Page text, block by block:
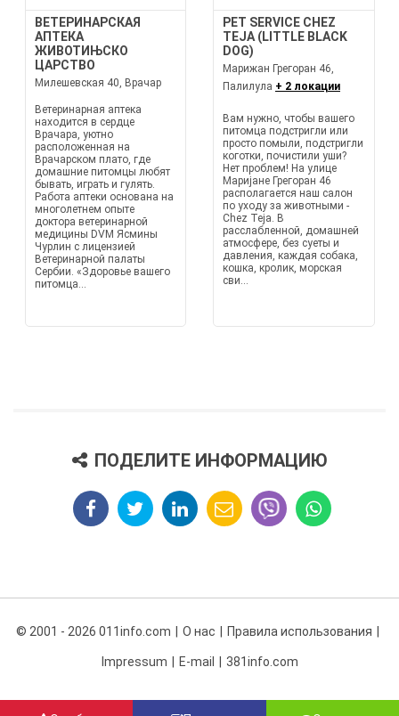
ВЕТЕРИНАРСКАЯ
АПТЕКА
ЖИВОТИЊСКО
ЦАРСТВО
Милешевская 40, Врачар
Ветеринарная аптека
находится в сердце
Врачара, уютно
расположенная на
Врачарском плато, где
домашние питомцы любят
бывать, играть и гулять.
Работа аптеки основана на
многолетнем опыте
доктора ветеринарной
медицины DVM Ясмины
Чурлин с лицензией
Ветеринарной палаты
Сербии. «Здоровье вашего
питомца...
PET SERVICE CHEZ
TEJA (LITTLE BLACK
DOG)
Марижан Грегоран 46,
Палилула + 2 локации
Вам нужно, чтобы вашего
питомца подстригли или
просто помыли, подстригли
коготки, почистили уши?
Нет проблем! На улице
Маријане Грегоран 46
располагается наш салон
по уходу за животными -
Chez Teja. В
расслабленной, домашней
атмосфере, без суеты и
давления, каждая собака,
кошка, кролик, морская
сви...
ПОДЕЛИТЕ ИНФОРМАЦИЮ
© 2001 - 2026 011info.com О нас Правила использования
Impressum E-mail 381info.com